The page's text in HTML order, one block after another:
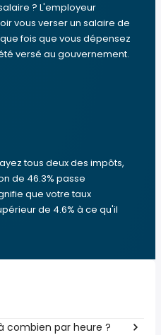
? L'employeur
vous verser un salaire de
fois que vous dépensez
versé au gouvernement.
tous deux des impôts,
de 46.3% passe
que votre taux
de 4.6% à ce qu'il
combien par heure ?